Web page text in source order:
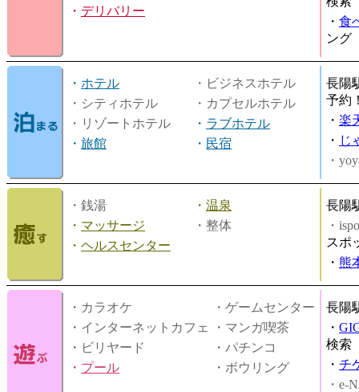
・ デリバリー
・ 食
ング
・ ホテル
・ビジネスホテル
・シティホテル
・カプセルホテル
・リゾートホテル
・ ラブホテル
・ 旅館 ・ 民宿
長陽
予約
・ 楽
・ じ
・
・銭湯 ・ 温泉
・ マッサージ
・整体
・ ヘルスセンター
長陽
・
スポ
・ 熊
・カラオケ
・ゲームセンター
・インターネットカフェ
・マンガ喫茶
・ビリヤード
・パチンコ
・ プール ・ボウリング
長陽
・
検索
・ チ
・e-